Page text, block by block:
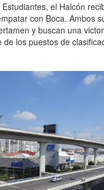
el Halcón
con Boca. Ambos
y buscan una
de los puestos de